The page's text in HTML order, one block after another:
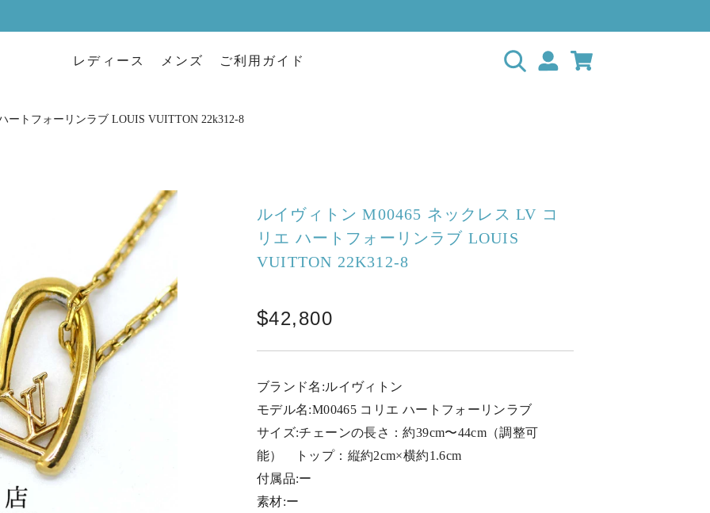
レディース メンズ ご利用ガイド
ートフォーリンラブ LOUIS VUITTON 22k312-8
ルイヴィトン M00465 ネックレス LV コ
リエ ハートフォーリンラブ LOUIS
VUITTON 22K312-8
42,800
ブランド名:ルイヴィトン
モデル名:M00465 コリエ ハートフォーリンラブ
サイズ:チェーンの長さ：約39cm〜44cm（調整可
能） トップ：縦約2cm×横約1.6cm
付属品:ー
素材:ー